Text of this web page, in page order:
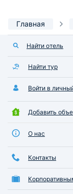
Главная
Найти отель
Найти тур
Войти в
Добавить
О нас
Контакты